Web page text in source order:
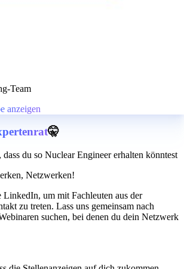
Team
anzeigen
🤫
du so Nuclear Engineer erhalten könntest
Netzwerken!
um mit Fachleuten aus der
zu treten. Lass uns gemeinsam nach
suchen, bei denen du dein Netzwerk